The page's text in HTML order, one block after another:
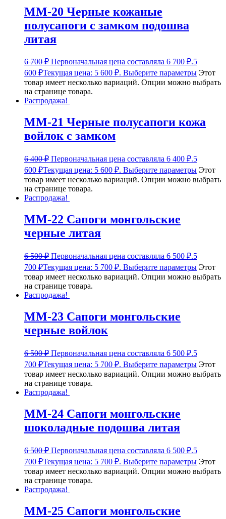
ММ-20 Черные кожаные
полусапоги с замком подошва
литая
6 700₽ Первоначальная цена составляла 6 700 ₽.5
600 ₽Текущая цена: 5 600 ₽. Выберите параметры Этот
товар имеет несколько вариаций. Опции можно выбрать
на странице товара.
Распродажа!
ММ-21 Черные полусапоги кожа
войлок с замком
6 400₽ Первоначальная цена составляла 6 400 ₽.5
600 ₽Текущая цена: 5 600 ₽. Выберите параметры Этот
товар имеет несколько вариаций. Опции можно выбрать
на странице товара.
Распродажа!
ММ-22 Сапоги монгольские
черные литая
6 500₽ Первоначальная цена составляла 6 500 ₽.5
700 ₽Текущая цена: 5 700 ₽. Выберите параметры Этот
товар имеет несколько вариаций. Опции можно выбрать
на странице товара.
Распродажа!
ММ-23 Сапоги монгольские
черные войлок
6 500₽ Первоначальная цена составляла 6 500 ₽.5
700 ₽Текущая цена: 5 700 ₽. Выберите параметры Этот
товар имеет несколько вариаций. Опции можно выбрать
на странице товара.
Распродажа!
ММ-24 Сапоги монгольские
шоколадные подошва литая
6 500₽ Первоначальная цена составляла 6 500 ₽.5
700 ₽Текущая цена: 5 700 ₽. Выберите параметры Этот
товар имеет несколько вариаций. Опции можно выбрать
на странице товара.
Распродажа!
ММ-25 Сапоги монгольские